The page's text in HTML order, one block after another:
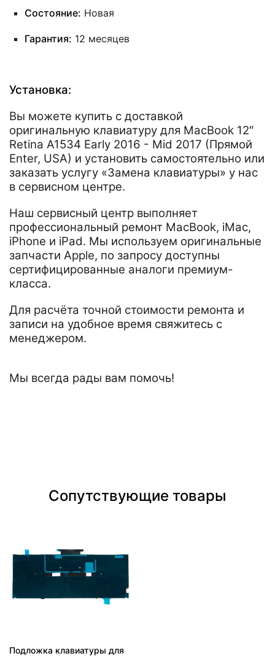
Состояние: Новая
Гарантия: 12 месяцев
Установка:
Вы можете купить с доставкой
оригинальную клавиатуру для MacBook 12″
Retina A1534 Early 2016 - Mid 2017 (Прямой
Enter, USA) и установить самостоятельно или
заказать услугу «Замена клавиатуры» у нас
в сервисном центре.
Наш сервисный центр выполняет
профессиональный ремонт MacBook, iMac,
iPhone и iPad. Мы используем оригинальные
запчасти Apple, по запросу доступны
сертифицированные аналоги премиум-
класса.
Для расчёта точной стоимости ремонта и
записи на удобное время свяжитесь с
менеджером.
Мы всегда рады вам помочь!
Сопутствующие товары
Подложка клавиатуры для